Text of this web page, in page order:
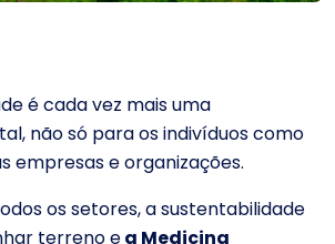
é cada vez mais uma
não só para os indivíduos como
empresas e organizações.
os setores, a sustentabilidade
terreno ea Medicina